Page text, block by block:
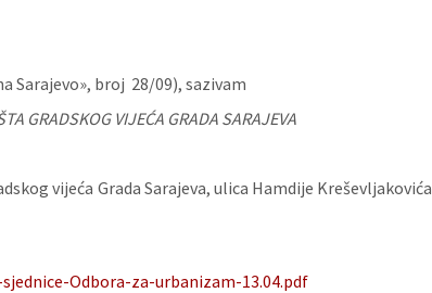
Sarajevo», broj 28/09), sazivam
GRADSKOG VIJEĆA GRADA SARAJEVA
vijeća Grada Sarajeva, ulica Hamdije Kreševljakovića
Odbora-za-urbanizam-13.04.pdf